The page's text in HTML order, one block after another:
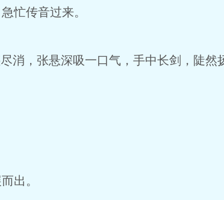
传音过来。
，张悬深吸一口气，手中长剑，陡然
出。